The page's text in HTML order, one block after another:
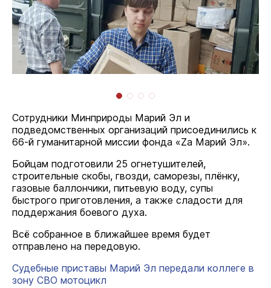
Сотрудники Минприроды Марий Эл и
подведомственных организаций присоединились к
66-й гуманитарной миссии фонда «Zа Марий Эл».
Бойцам подготовили 25 огнетушителей,
строительные скобы, гвозди, саморезы, плёнку,
газовые баллончики, питьевую воду, супы
быстрого приготовления, а также сладости для
поддержания боевого духа.
Всё собранное в ближайшее время будет
отправлено на передовую.
Судебные приставы Марий Эл передали коллеге в
зону СВО мотоцикл